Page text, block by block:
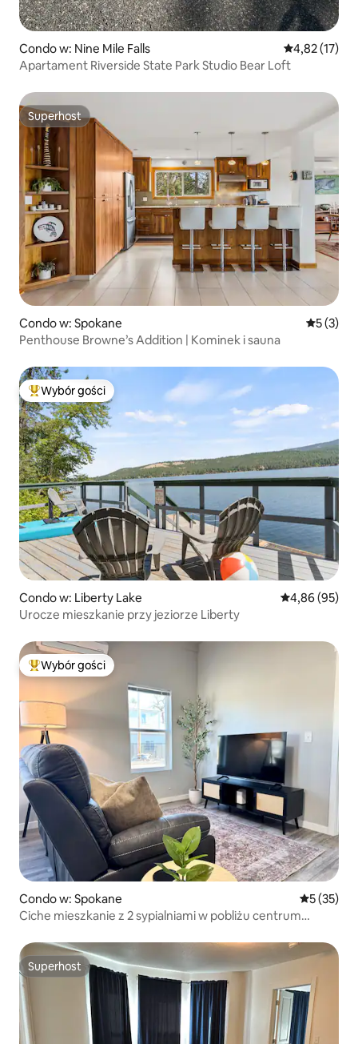
Condo w: Nine Mile Falls Średnia
4,82 (17)
Apartament Riverside State Park Studio Bear Loft
Superhost
Superhost
Condo w: Spokane Średnia
5 (3)
Penthouse Browne’s Addition | Kominek i sauna
Najpopularniejsze z kategorii Wybór gości
Wybór gości
Condo w: Liberty Lake Średnia
4,86 (95)
Urocze mieszkanie przy jeziorze Liberty
Najpopularniejsze z kategorii Wybór gości
Wybór gości
Condo w: Spokane Średnia
5 (35)
Ciche mieszkanie z 2 sypialniami w pobliżu centrum
Superhost
Superhost